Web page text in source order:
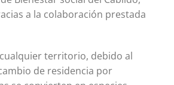
a la colaboración prestada
territorio, debido al
de residencia por